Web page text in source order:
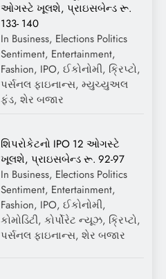
ઓગસ્ટે ખૂલશે, પ્રાઇસબેન્ડ રૂ.
133- 140
In Business, Elections Politics
Sentiment, Entertainment,
Fashion, IPO, ઈકોનોમી, ક્રિપ્ટો,
પર્સનલ ફાઇનાન્સ, મ્યુચ્યુઅલ
ફંડ, શેર બજાર
શિપરોકેટનો IPO 12 ઓગસ્ટે
ખૂલશે, પ્રાઇસબેન્ડ રૂ. 92-97
In Business, Elections Politics
Sentiment, Entertainment,
Fashion, IPO, ઈકોનોમી,
કોમોડિટી, કોર્પોરેટ ન્યૂઝ, ક્રિપ્ટો,
પર્સનલ ફાઇનાન્સ, શેર બજાર